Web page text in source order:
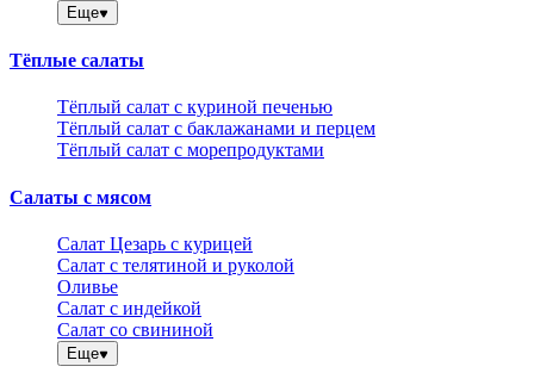
Еще
Тёплые салаты
Тёплый салат с куриной печенью
Тёплый салат с баклажанами и перцем
Тёплый салат с морепродуктами
Салаты с мясом
Салат Цезарь с курицей
Салат с телятиной и руколой
Оливье
Салат с индейкой
Салат со свининой
Еще